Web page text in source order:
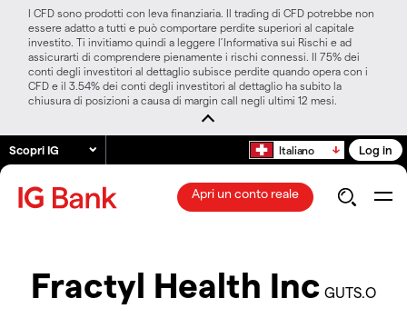
I CFD sono prodotti con leva finanziaria. Il trading di CFD potrebbe non
essere adatto a tutti e può comportare perdite superiori al capitale
investito. Ti invitiamo quindi a leggere l’Informativa sui Rischi e ad
assicurarti di comprendere pienamente i rischi connessi. Il 75% dei
conti degli investitori al dettaglio subisce perdite quando opera con i
CFD e il 3.54% dei conti degli investitori al dettaglio ha subito la
chiusura di posizioni a causa di margin call negli ultimi 12 mesi.
Scopri IG Italiano Log in
Apri un conto reale
Fractyl Health Inc GUTS.O